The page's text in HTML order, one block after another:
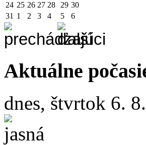
24 25 26 27 28 29 30
31 1 2 3 4 5 6
Aktuálne
dnes, štvrtok 6.